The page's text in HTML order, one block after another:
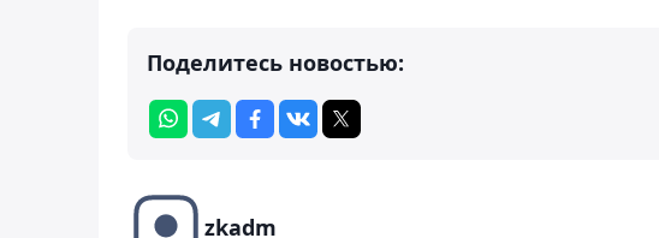
Поделитесь новостью:
zkadm